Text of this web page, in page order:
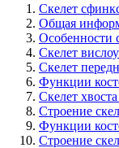
Скелет
Общая
Особенности
Скелет
Скелет
Функции
Скелет
Строение
Функции
Строение